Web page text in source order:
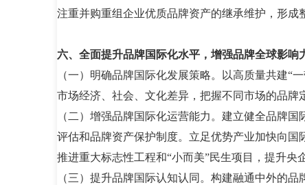
注重并购重组企业优质品牌资产的继承维护，形成
六、全面提升品牌国际化水平，增强品牌全球影响
（一）明确品牌国际化发展策略。以高质量共建“
市场经济、社会、文化差异，把握不同市场的品牌
（二）增强品牌国际化运营能力。建立健全品牌
评估和品牌资产保护制度。立足优势产业加快向
推进重大标志性工程和“小而美”民生项目，提升央
（三）提升品牌国际认知认同。构建融通中外的